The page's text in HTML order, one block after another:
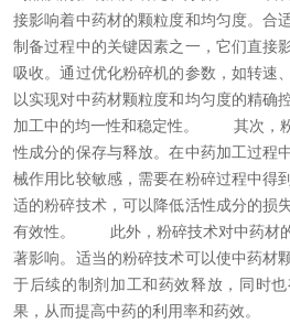
接影响着中药材的颗粒度和均匀度。合
制备过程中的关键因素之一，它们直接
吸收。通过优化粉碎机的参数，如转速
以实现对中药材颗粒度和均匀度的精确
加工中的均一性和稳定性。
其次，粉
性成分的保存与释放。在中药加工过程
械作用比较敏感，需要在粉碎过程中得
适的粉碎技术，可以降低活性成分的损
有效性。
此外，粉碎技术对中药材的
著影响。适当的粉碎技术可以使中药材
于后续的制剂加工和药效释放，同时
果，从而提高中药的利用率和药效。
而